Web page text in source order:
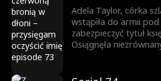
Adela Taylor, córka
wstąpiła do armii
zabezpieczyć tytuł
Osiągnęła
brat ją zabił.